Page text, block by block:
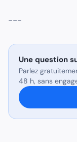
---
Une question
Parlez
48 h, sans